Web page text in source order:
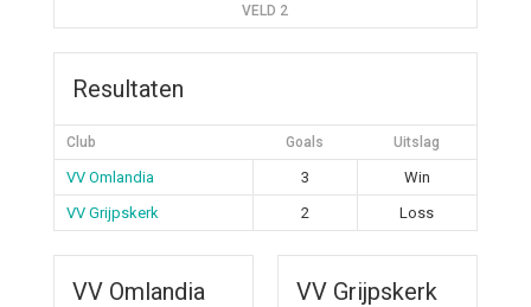
VELD 2
Resultaten
Club Goals Uitslag
VV Omlandia 3
Win
VV Grijpskerk
2 Loss
VV Omlandia VV Grijpskerk